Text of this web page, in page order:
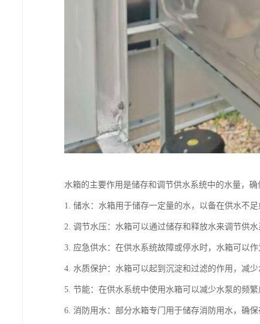
水箱的主要作用是储存和调节供水系统中的水量，确
1. 储水：水箱用于储存一定量的水，以备在供水不
2. 调节水压：水箱可以通过储存和释放水来调节供
3. 应急供水：在供水系统故障或停水时，水箱可以
4. 水质保护：水箱可以起到沉淀和过滤的作用，减少
5. 节能：在供水系统中使用水箱可以减少水泵的频
6. 消防用水：部分水箱专门用于储存消防用水，确